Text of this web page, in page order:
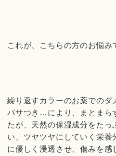
これが、こちらの方のお悩み
繰り返すカラーのお薬でのダ
パサつき…により、まとまら
たが、天然の保湿成分をたっ
い、ツヤツヤにしていく栄養
に優しく浸透させ、傷みを感